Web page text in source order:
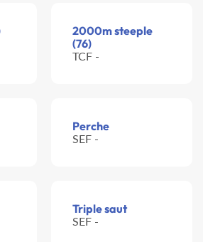
2000m steeple
(76)
TCF -
Perche
SEF -
Triple saut
SEF -